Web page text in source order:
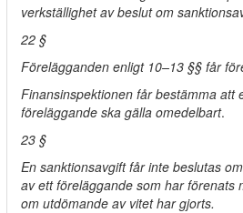
verkställighet av beslut om
22 §
Förelägganden enligt 10–13 §§ får
Finansinspektionen får bestämma att
föreläggande ska gälla omedelbart.
23 §
En sanktionsavgift får inte beslutas
av ett föreläggande som har förenats
om utdömande av vitet har gjorts.